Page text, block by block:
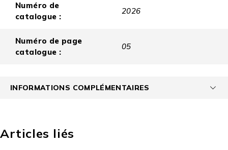
Numéro de
catalogue :
2026
Numéro de page
catalogue :
05
INFORMATIONS COMPLÉMENTAIRES
Articles liés